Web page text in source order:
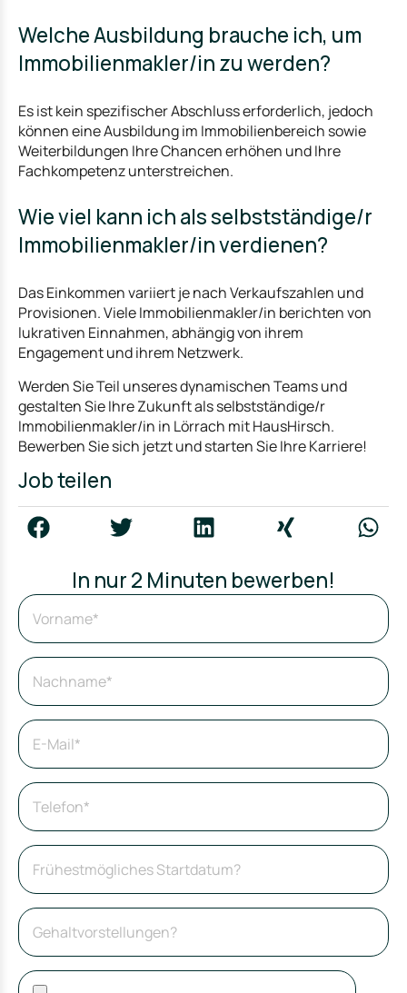
Welche Ausbildung brauche ich, um
Immobilienmakler/in zu werden?
Es ist kein spezifischer Abschluss erforderlich, jedoch
können eine Ausbildung im Immobilienbereich sowie
Weiterbildungen Ihre Chancen erhöhen und Ihre
Fachkompetenz unterstreichen.
Wie viel kann ich als selbstständige/r
Immobilienmakler/in verdienen?
Das Einkommen variiert je nach Verkaufszahlen und
Provisionen. Viele Immobilienmakler/in berichten von
lukrativen Einnahmen, abhängig von ihrem
Engagement und ihrem Netzwerk.
Werden Sie Teil unseres dynamischen Teams und
gestalten Sie Ihre Zukunft als selbstständige/r
Immobilienmakler/in in Lörrach mit HausHirsch.
Bewerben Sie sich jetzt und starten Sie Ihre Karriere!
Job teilen
In nur 2 Minuten bewerben!